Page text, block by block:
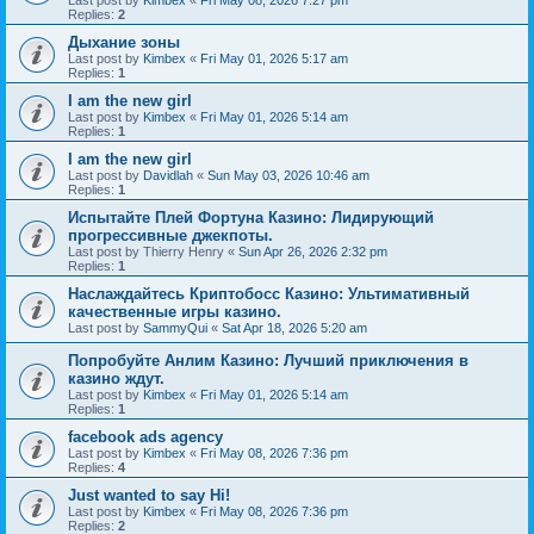
Replies: 2
Дыхание зоны
Last post by Kimbex « Fri May 01, 2026 5:17 am
Replies: 1
I am the new girl
Last post by Kimbex « Fri May 01, 2026 5:14 am
Replies: 1
I am the new girl
Last post by Davidlah « Sun May 03, 2026 10:46 am
Replies: 1
Испытайте Плей Фортуна Казино: Лидирующий
прогрессивные джекпоты.
Last post by Thierry Henry « Sun Apr 26, 2026 2:32 pm
Replies: 1
Наслаждайтесь Криптобосс Казино: Ультимативный
качественные игры казино.
Last post by SammyQui « Sat Apr 18, 2026 5:20 am
Попробуйте Анлим Казино: Лучший приключения в
казино ждут.
Last post by Kimbex « Fri May 01, 2026 5:14 am
Replies: 1
facebook ads agency
Last post by Kimbex « Fri May 08, 2026 7:36 pm
Replies: 4
Just wanted to say Hi!
Last post by Kimbex « Fri May 08, 2026 7:36 pm
Replies: 2